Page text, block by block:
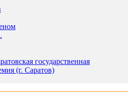
государственная
(г. Саратов)